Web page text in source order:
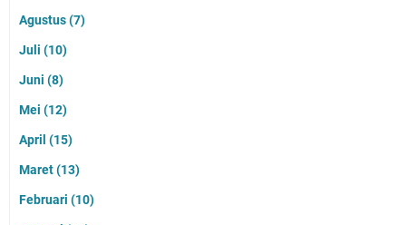
Agustus(7)
Juli (10)
Juni (8)
Mei (12)
April (15)
Maret(13)
Februari (10)